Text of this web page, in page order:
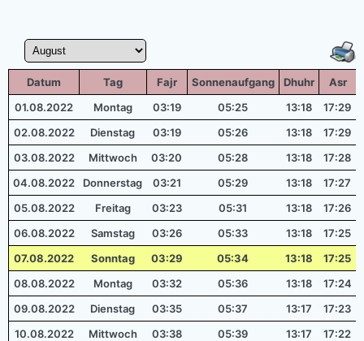
Datum Tag Fajr Sonnenaufgang Dhuhr Asr
01.08.2022
Montag 03:19 05:25 13:18
17:29
02.08.2022
Dienstag 03:19 05:26 13:18
17:29
03.08.2022
Mittwoch 03:20 05:28 13:18
17:28
04.08.2022
Donnerstag 03:21 05:29 13:18
17:27
05.08.2022
Freitag 03:23 05:31 13:18
17:26
06.08.2022
Samstag 03:26 05:33 13:18
17:25
07.08.2022
Sonntag 03:29 05:34 13:18
17:25
08.08.2022
Montag 03:32 05:36 13:18
17:24
09.08.2022
Dienstag 03:35 05:37 13:17
17:23
10.08.2022
Mittwoch 03:38 05:39 13:17
17:22